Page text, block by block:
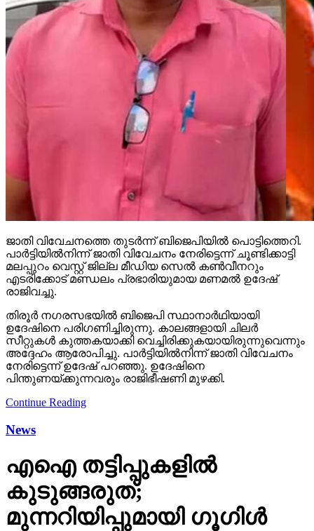
ജാതി വിവേചനത്തെ തുടര്‍ന്ന് ബിജെപിയില്‍ പൊട്ടിത്തെറി.
പാര്‍ട്ടിയില്‍നിന്ന് ജാതി വിവേചനം നേരിട്ടെന്ന് ചൂണ്ടിക്കാട്ടി
മലപ്പുറം വെസ്റ്റ് ജില്ല മീഡിയ സെല്‍ കണ്‍വീനറും
എടരിക്കോട് മണ്ഡലം പ്രഭാരിയുമായ മണമല്‍ ഉദേഷ്
രാജിവച്ചു.
തിരൂര്‍ നഗരസഭയില്‍ ബിജെപി സ്ഥാനാര്‍ഥിയായി
ഉദേഷിനെ പരിഗണിച്ചിരുന്നു. കാലങ്ങളായി ചിലര്‍
സീറ്റുകള്‍ കുത്തകയാക്കി വെച്ചിരിക്കുകയായിരുന്നുവെന്നും
അദ്ദേഹം ആരോപിച്ചു. പാര്‍ട്ടിയില്‍നിന്ന് ജാതി വിവേചനം
നേരിട്ടെന്ന് ഉദേഷ് പറഞ്ഞു. ഉദേഷിനെ
പിന്തുണയ്ക്കുന്നവരും രാജിഭീഷണി മുഴക്കി.
Continue Reading
News
എഐ തട്ടിപ്പുകളില്‍
കുടുങ്ങരുത്;
മുന്നറിയിപ്പുമായി ഗൂഗിള്‍